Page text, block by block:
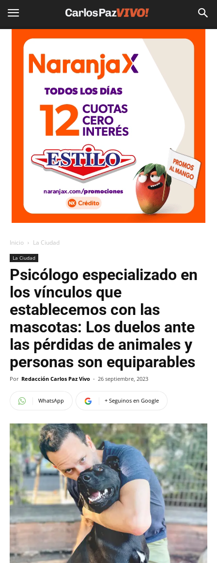
Inicio La Ciudad
La Ciudad
Psicólogo especializado en
los vínculos que
establecemos con las
mascotas: Los duelos ante
las pérdidas de animales y
personas son equiparables
Por Redacción Carlos Paz Vivo - 26 septiembre, 2023
WhatsApp + Seguinos en Google